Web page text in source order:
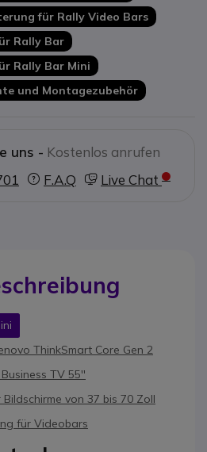
für Rally Video Bars
Rally Bar
Rally Bar Mini
und Montagezubehör
uns - Kostenlos anrufen
F.A.Q Live Chat
ThinkSmart Core Gen 2
TV 55''
von 37 bis 70 Zoll
für Videobars